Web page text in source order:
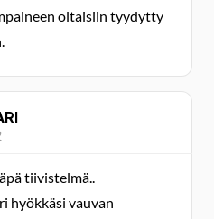
oltaisiin tyydytty
tiivistelmä..
hyökkäsi vauvan